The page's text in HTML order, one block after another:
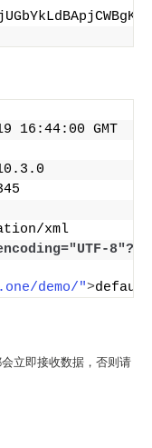
16:44:00 GMT
xml
8"?>
demo/">default
立即接收数据，否则请